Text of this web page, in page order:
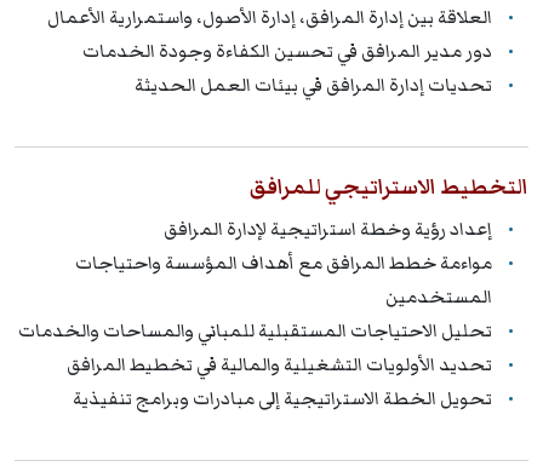
العلاقة بين إدارة المرافق، إدارة الأصول، واستمرارية الأعمال
دور مدير المرافق في تحسين الكفاءة وجودة الخدمات
تحديات إدارة المرافق في بيئات العمل الحديثة
التخطيط الاستراتيجي للمرافق
إعداد رؤية وخطة استراتيجية لإدارة المرافق
مواءمة خطط المرافق مع أهداف المؤسسة واحتياجات
المستخدمين
تحليل الاحتياجات المستقبلية للمباني والمساحات والخدمات
تحديد الأولويات التشغيلية والمالية في تخطيط المرافق
تحويل الخطة الاستراتيجية إلى مبادرات وبرامج تنفيذية